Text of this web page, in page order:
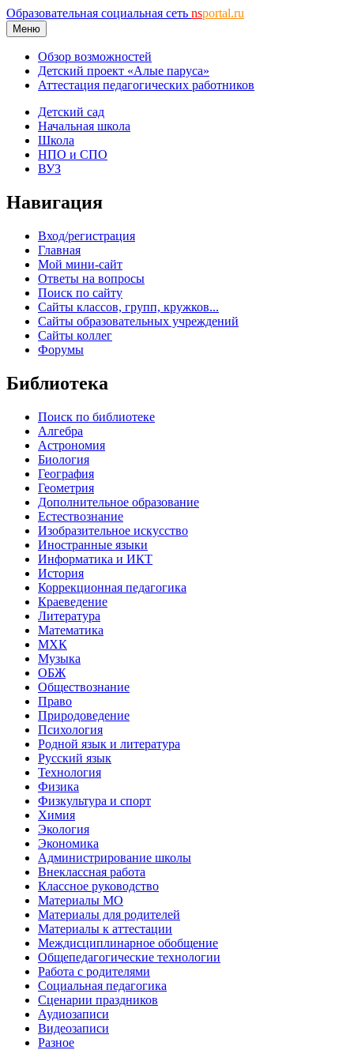
Образовательная социальная сеть nsportal.ru
Меню
Обзор возможностей
Детский проект «Алые паруса»
Аттестация педагогических работников
Детский сад
Начальная школа
Школа
НПО и СПО
ВУЗ
Навигация
Вход/регистрация
Главная
Мой мини-сайт
Ответы на вопросы
Поиск по сайту
Сайты классов, групп, кружков...
Сайты образовательных учреждений
Сайты коллег
Форумы
Библиотека
Поиск по библиотеке
Алгебра
Астрономия
Биология
География
Геометрия
Дополнительное образование
Естествознание
Изобразительное искусство
Иностранные языки
Информатика и ИКТ
История
Коррекционная педагогика
Краеведение
Литература
Математика
МХК
Музыка
ОБЖ
Обществознание
Право
Природоведение
Психология
Родной язык и литература
Русский язык
Технология
Физика
Физкультура и спорт
Химия
Экология
Экономика
Администрирование школы
Внеклассная работа
Классное руководство
Материалы МО
Материалы для родителей
Материалы к аттестации
Междисциплинарное обобщение
Общепедагогические технологии
Работа с родителями
Социальная педагогика
Сценарии праздников
Аудиозаписи
Видеозаписи
Разное